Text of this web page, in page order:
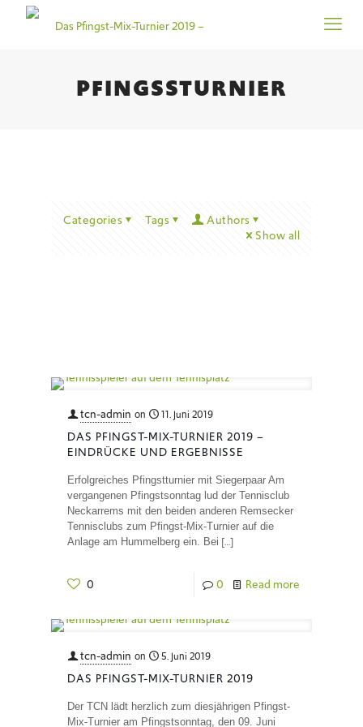
PFINGSSTURNIER
Categories Tags
Authors
Show all
tcn-admin on 11. Juni 2019
DAS PFINGST-MIX-TURNIER 2019 –
EINDRÜCKE UND ERGEBNISSE
Erfolgreiches Pfingstturnier mit Siegerpaar Am
vergangenen Pfingstsonntag lud der Tennisclub
Neckarrems mit den beiden anderen Remsecker
Tennisclubs zum Pfingst-Mix-Turnier auf die
Anlage am Hummelberg ein. Bei […]
0 0 Read more
tcn-admin on 5. Juni 2019
DAS PFINGST-MIX-TURNIER 2019
Der TCN lädt herzlich zum diesjährigen Pfingst-
Mix-Turnier am Pfingstsonntag, den 09. Juni